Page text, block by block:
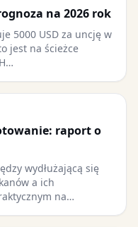
na 2026 rok
5000 USD za uncję w
jest na ścieżce
raport o
wydłużającą się
a ich
na…